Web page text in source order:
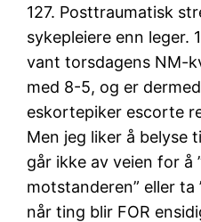
127. Posttraumatisk
sykepleiere enn leger.
vant torsdagens NM-
med 8-5, og er
eskortepiker escorte
Men jeg liker å belyse
går ikke av veien for å
motstanderen” eller ta
når ting blir FOR